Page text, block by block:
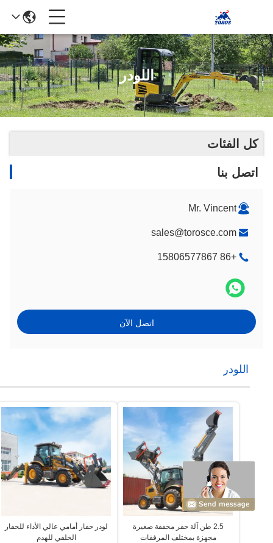
اللودر
كل الفئات
اتصل بنا
Mr. Vincent
sales@torosce.com
+86 15806577867
اتصل الآن
اللودر
2.5 طن آلة حفر مخففة صغيرة
مجهزة بمختلف المرفقات
لودر حفار أمامي عالي الأداء للحفار
الخلفي للهدم